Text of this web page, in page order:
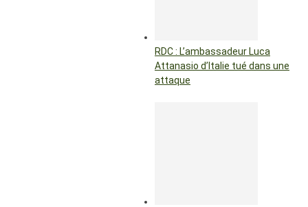
RDC : L’ambassadeur Luca
Attanasio d’Italie tué dans une
attaque